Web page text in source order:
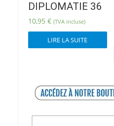
DIPLOMATIE 36
10,95 € (TVA incluse)
LIRE LA SUITE